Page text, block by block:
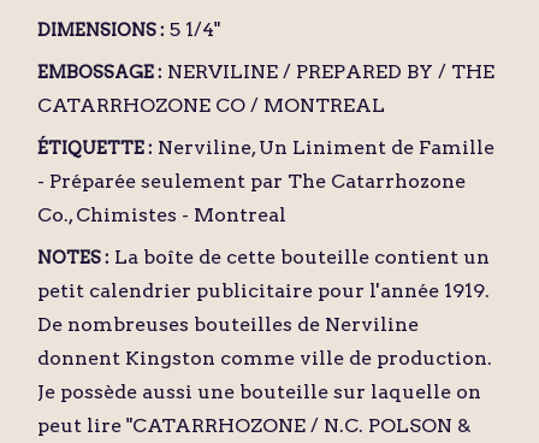
DIMENSIONS : 5 1/4"
EMBOSSAGE : NERVILINE / PREPARED BY / THE
CATARRHOZONE CO / MONTREAL
ÉTIQUETTE : Nerviline, Un Liniment de Famille
- Préparée seulement par The Catarrhozone
Co., Chimistes - Montreal
NOTES : La boîte de cette bouteille contient un
petit calendrier publicitaire pour l'année 1919.
De nombreuses bouteilles de Nerviline
donnent Kingston comme ville de production.
Je possède aussi une bouteille sur laquelle on
peut lire "CATARRHOZONE / N.C. POLSON &